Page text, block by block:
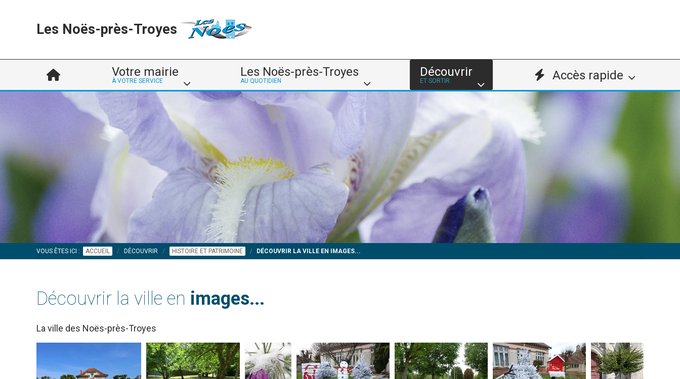
Les Noës-près-Troyes
Votre mairie
À VOTRE SERVICE
Les Noës-près-Troyes
AU QUOTIDIEN
Découvrir
ET SORTIR Accès rapide
VOUS ÊTES ICI : ACCUEIL DÉCOUVRIR HISTOIRE ET PATRIMOINE DÉCOUVRIR LA VILLE EN IMAGES...
Découvrir la ville en images...
La ville des Noës-près-Troyes